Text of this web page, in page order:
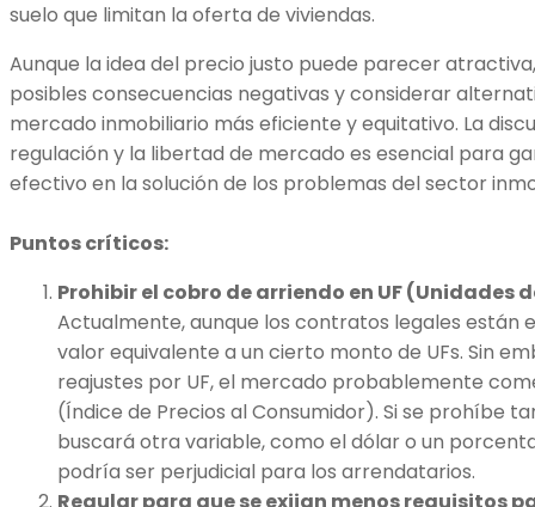
suelo que limitan la oferta de viviendas.
Aunque la idea del precio justo puede parecer
posibles consecuencias negativas y considerar
mercado inmobiliario más eficiente y equitativo. La
regulación y la libertad de mercado es esencial para
efectivo en la solución de los problemas del sector
Puntos críticos:
Prohibir el cobro de arriendo en UF (Unidades
Actualmente, aunque los contratos legales están
valor equivalente a un cierto monto de UFs. Sin
reajustes por UF, el mercado probablemente
(Índice de Precios al Consumidor). Si se prohíbe
buscará otra variable, como el dólar o un
podría ser perjudicial para los arrendatarios.
Regular para que se exijan menos requisitos